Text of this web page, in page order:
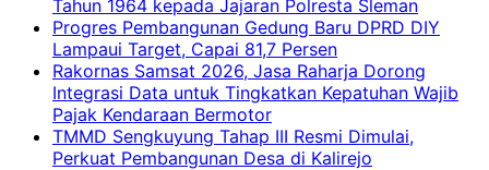
Tahun 1964 kepada Jajaran Polresta Sleman
Progres Pembangunan Gedung Baru DPRD DIY
Lampaui Target, Capai 81,7 Persen
Rakornas Samsat 2026, Jasa Raharja Dorong
Integrasi Data untuk Tingkatkan Kepatuhan Wajib
Pajak Kendaraan Bermotor
TMMD Sengkuyung Tahap III Resmi Dimulai,
Perkuat Pembangunan Desa di Kalirejo